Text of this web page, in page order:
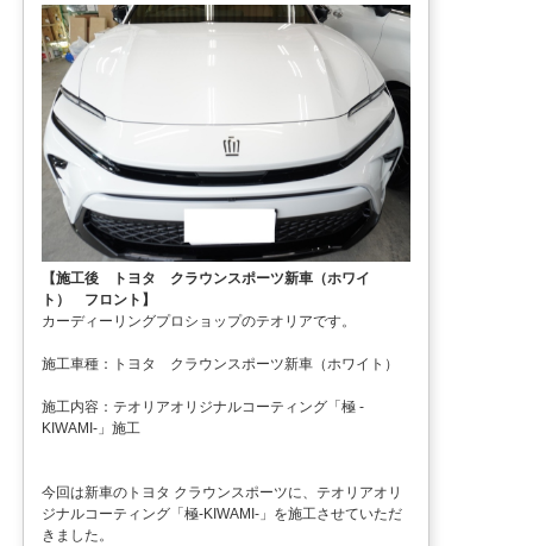
【施工後 トヨタ クラウンスポーツ新車（ホワイ
ト） フロント】
カーディーリングプロショップのテオリアです。
施工車種：トヨタ クラウンスポーツ新車（ホワイト）
施工内容：テオリアオリジナルコーティング「極 -
KIWAMI-」施工
今回は新車のトヨタ クラウンスポーツに、テオリアオリ
ジナルコーティング「極-KIWAMI-」を施工させていただ
きました。